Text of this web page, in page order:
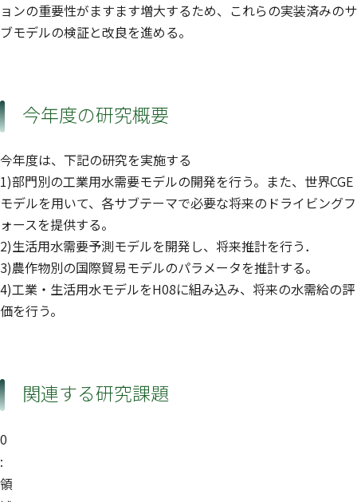
ョンの重要性がますます増大するため、これらの実装済みのサ
ブモデルの検証と改良を進める。
今年度の研究概要
今年度は、下記の研究を実施する
1)部門別の工業用水需要モデルの開発を行う。また、世界CGE
モデルを用いて、各サブテーマで必要な将来のドライビングフ
ォースを提供する。
2)生活用水需要予測モデルを開発し、将来推計を行う．
3)農作物別の国際貿易モデルのパラメータを推計する。
4)工業・生活用水モデルをH08に組み込み、将来の水需給の評
価を行う。
関連する研究課題
0
:
領